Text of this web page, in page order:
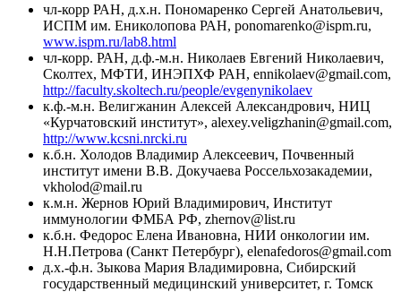
чл-корр РАН, д.х.н. Пономаренко Сергей Анатольевич,
ИСПМ им. Ениколопова РАН, ponomarenko@ispm.ru,
www.ispm.ru/lab8.html
чл-корр. РАН, д.ф.-м.н. Николаев Евгений Николаевич,
Сколтех, МФТИ, ИНЭПХФ РАН, ennikolaev@gmail.com,
http://faculty.skoltech.ru/people/evgenynikolaev
к.ф.-м.н. Велигжанин Алексей Александрович, НИЦ
«Курчатовский институт», alexey.veligzhanin@gmail.com,
http://www.kcsni.nrcki.ru
к.б.н. Холодов Владимир Алексеевич, Почвенный
институт имени В.В. Докучаева Россельхозакадемии,
vkholod@mail.ru
к.м.н. Жернов Юрий Владимирович, Институт
иммунологии ФМБА РФ, zhernov@list.ru
к.б.н. Федорос Елена Ивановна, НИИ онкологии им.
Н.Н.Петрова (Санкт Петербург), elenafedoros@gmail.com
д.х.-ф.н. Зыкова Мария Владимировна, Сибирский
государственный медицинский университет, г. Томск